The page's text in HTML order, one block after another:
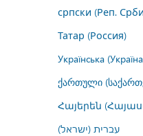
српски (Реп.
Татар (Россия)
Українська
ქართული
Հայերեն
עברית (ישראל)